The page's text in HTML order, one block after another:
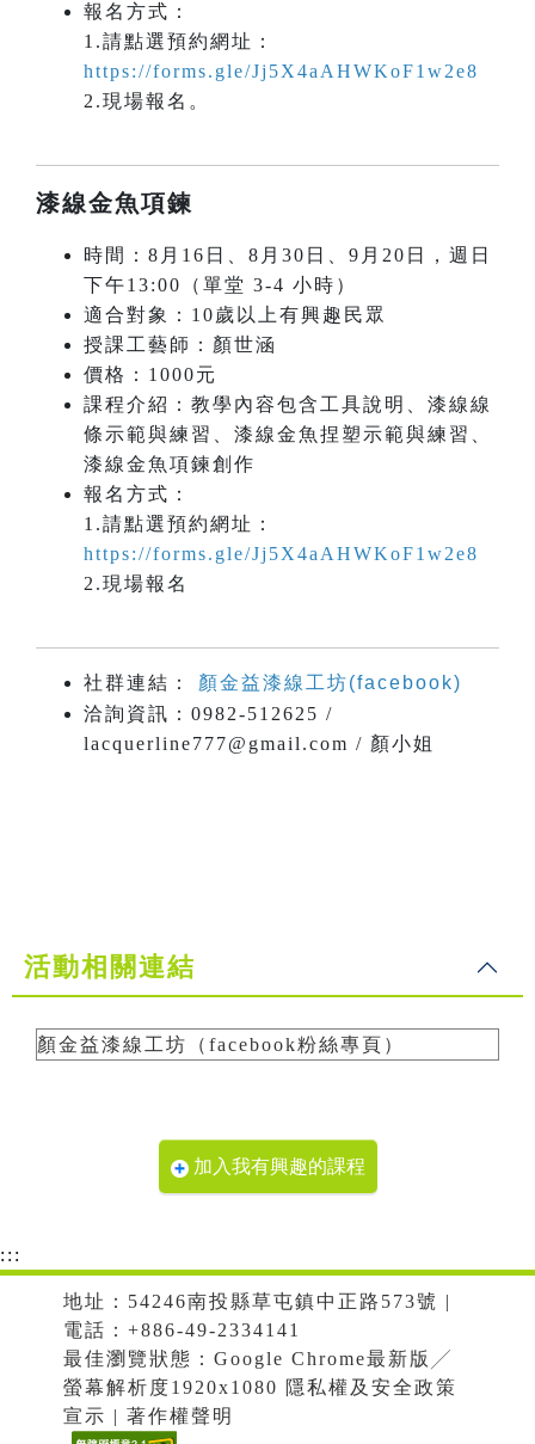
報名方式：
1.請點選預約網址：
https://forms.gle/Jj5X4aAHWKoF1w2e8
2.現場報名。
漆線金魚項鍊
時間：8月16日、8月30日、9月20日，週日
下午13:00（單堂 3-4 小時）
適合對象：10歲以上有興趣民眾
授課工藝師：顏世涵
價格：1000元
課程介紹：教學內容包含工具說明、漆線線
條示範與練習、漆線金魚捏塑示範與練習、
漆線金魚項鍊創作
報名方式：
1.請點選預約網址：
https://forms.gle/Jj5X4aAHWKoF1w2e8
2.現場報名
社群連結：
顏金益漆線工坊(facebook)
洽詢資訊：0982-512625 /
lacquerline777@gmail.com / 顏小姐
活動相關連結
顏金益漆線工坊（facebook粉絲專頁）
加入我有興趣的課程
:::
地址：54246南投縣草屯鎮中正路573號 |
電話：+886-49-2334141
最佳瀏覽狀態：Google Chrome最新版╱
螢幕解析度1920x1080 隱私權及安全政策
宣示 | 著作權聲明